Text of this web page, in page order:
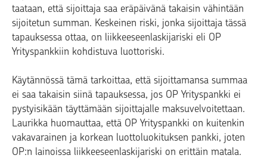
taataan, että sijoittaja saa eräpäivänä takaisin vähintään
sijoitetun summan. Keskeinen riski, jonka sijoittaja tässä
tapauksessa ottaa, on liikkeeseenlaskijariski eli OP
Yrityspankkiin kohdistuva luottoriski.
Käytännössä tämä tarkoittaa, että sijoittamansa summaa
ei saa takaisin siinä tapauksessa, jos OP Yrityspankki ei
pystyisikään täyttämään sijoittajalle maksuvelvoitettaan.
Laurikka huomauttaa, että OP Yrityspankki on kuitenkin
vakavarainen ja korkean luottoluokituksen pankki, joten
OP:n lainoissa liikkeeseenlaskijariski on erittäin matala.